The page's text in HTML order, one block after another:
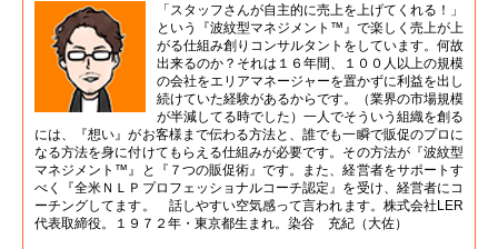
「スタッフさんが自主的に売上を上げてくれる！」
という『波紋型マネジメント™』で楽しく売上が上
がる仕組み創りコンサルタントをしています。何故
出来るのか？それは１６年間、１００人以上の規模
の会社をエリアマネージャーを置かずに利益を出し
続けていた経験があるからです。（業界の市場規模
が半減してる時でした）一人でそういう組織を創る
には、『想い』がお客様まで伝わる方法と、誰でも一瞬で販促のプロに
なる方法を身に付けてもらえる仕組みが必要です。その方法が『波紋型
マネジメント™』と『７つの販促術』です。また、経営者をサポートす
べく『全米ＮＬＰプロフェッショナルコーチ認定』を受け、経営者にコ
ーチングしてます。 話しやすい空気感って言われます。株式会社LER
代表取締役。１９７２年・東京都生まれ。染谷 充紀（大佐）